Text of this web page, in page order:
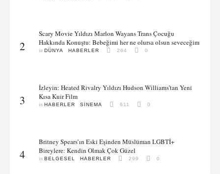
2
Scary Movie Yıldızı Marlon Wayans Trans Çocuğu
Hakkında Konuştu: Bebeğimi her ne olursa olsun seveceğim
in DÜNYA HABERLER 264 0
3
İzleyin: Heated Rivalry Yıldızı Hudson Williams’tan Yeni
Kısa Kuir Film
in HABERLER SINEMA 611 0
4
Britney Spears’ın Eski Eşinden Müslüman LGBTİ+
Bireylere: Kendin Olmak Çok Güzel
in BELGESEL HABERLER 299 0